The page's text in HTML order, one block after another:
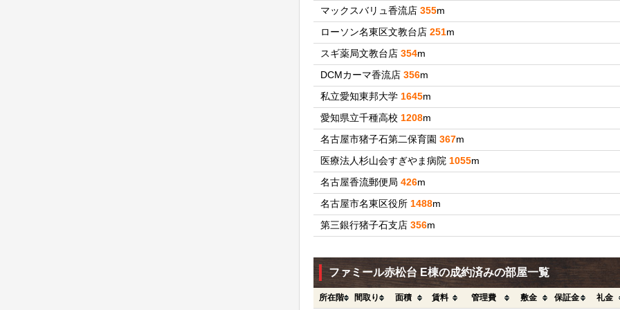
マックスバリュ香流店 355m
ローソン名東区文教台店 251m
スギ薬局文教台店 354m
DCMカーマ香流店 356m
私立愛知東邦大学 1645m
愛知県立千種高校 1208m
名古屋市猪子石第二保育園 367m
医療法人杉山会すぎやま病院 1055m
名古屋香流郵便局 426m
名古屋市名東区役所 1488m
第三銀行猪子石支店 356m
ファミール赤松台 E棟の成約済みの部屋一覧
所在階 間取り 面積 賃料 管理費 敷金 保証金 礼金